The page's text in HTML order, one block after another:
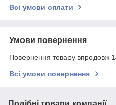
Всі умови оплати
Умови повернення
Повернення товару впродовж
Всі умови повернення